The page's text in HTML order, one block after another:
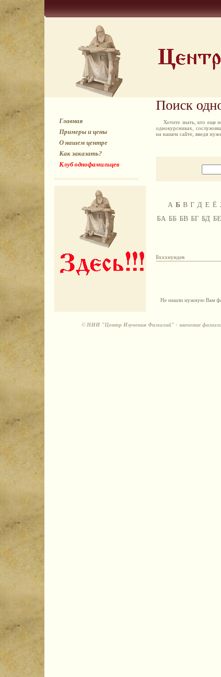
Главная
Примеры и цены
О нашем центре
Как заказать?
Клуб однофамильцев
Поиск
Хотите знать, кто еще
однокурсниках,
на нашем сайте, введя
А Б В Г Д Е Ё
БА ББ БВ БГ БД БЕ
Бхххиундев
Не нашли нужную Вам
© НИИ "Центр Изучения Фамилий" - значение